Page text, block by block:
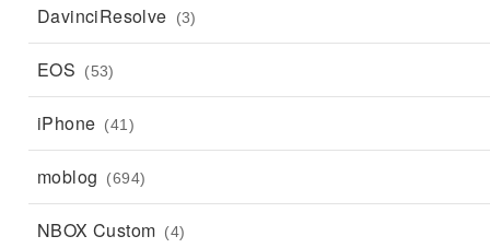
DavinciResolve (3)
EOS (53)
iPhone (41)
moblog (694)
NBOX Custom (4)